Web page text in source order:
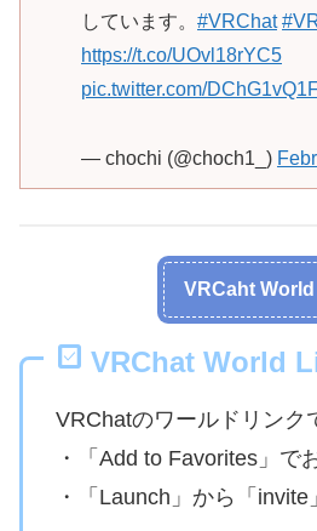
しています。 #VRChat
https://t.co/UOvl18rYC5
pic.twitter.com/
— chochi (@choch1_)
VRCaht
VRChat World
VRChatのワールドリンク
・「Add to Favorites」で
・「Launch」から「invite